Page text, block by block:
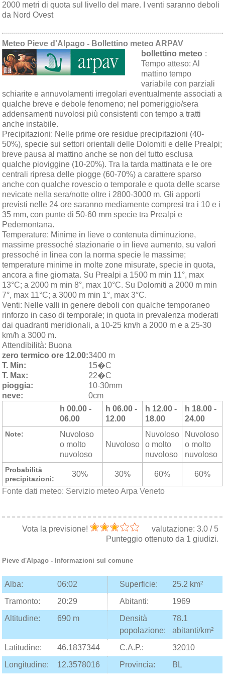
2000 metri di quota sul livello del mare. I venti saranno deboli
da Nord Ovest
Meteo Pieve d'Alpago - Bollettino meteo ARPAV
bollettino meteo :
Tempo atteso:Al
mattino tempo
variabile con parziali
schiarite e annuvolamenti irregolari eventualmente associati a
qualche breve e debole fenomeno; nel pomeriggio/sera
addensamenti nuvolosi più consistenti con tempo a tratti
anche instabile.
Precipitazioni: Nelle prime ore residue precipitazioni (40-
50%), specie sui settori orientali delle Dolomiti e delle Prealpi;
breve pausa al mattino anche se non del tutto esclusa
qualche pioviggine (10-20%). Tra la tarda mattinata e le ore
centrali ripresa delle piogge (60-70%) a carattere sparso
anche con qualche rovescio o temporale e quota delle scarse
nevicate nella sera/notte oltre i 2800-3000 m. Gli apporti
previsti nelle 24 ore saranno mediamente compresi tra i 10 e i
35 mm, con punte di 50-60 mm specie tra Prealpi e
Pedemontana.
Temperature: Minime in lieve o contenuta diminuzione,
massime pressoché stazionarie o in lieve aumento, su valori
pressoché in linea con la norma specie le massime;
temperature minime in molte zone misurate, specie in quota,
ancora a fine giornata. Su Prealpi a 1500 m min 11°, max
13°C; a 2000 m min 8°, max 10°C. Su Dolomiti a 2000 m min
7°, max 11°C; a 3000 m min 1°, max 3°C.
Venti: Nelle valli in genere deboli con qualche temporaneo
rinforzo in caso di temporale; in quota in prevalenza moderati
dai quadranti meridionali, a 10-25 km/h a 2000 m e a 25-30
km/h a 3000 m.
Attendibilità: Buona
zero termico ore 12.00:3400 m
T. Min:
15�C
T. Max:
22�C
pioggia:
10-30mm
neve:
0cm
h 00.00 -
06.00
h 06.00 -
12.00
h 12.00 -
18.00
h 18.00 -
24.00
Note:
Nuvoloso
o molto
nuvoloso
Nuvoloso
Nuvoloso
o molto
nuvoloso
Nuvoloso
o molto
nuvoloso
Probabilità
precipitazioni:
30% 30% 60%
60%
Fonte dati meteo: Servizio meteo Arpa Veneto
Vota la previsione! valutazione: 3.0/ 5
Punteggio ottenuto da 1 giudizi.
Pieve d'Alpago - Informazioni sul comune
Alba: 06:02 Superficie:
25.2 km²
Tramonto:
20:29 Abitanti:
1969
Altitudine:
690 m
Densità
popolazione:
78.1
abitanti/km²
Latitudine:
46.1837344 C.A.P.:
32010
Longitudine:
12.3578016 Provincia: BL